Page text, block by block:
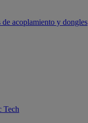
de acoplamiento y dongles
Tech